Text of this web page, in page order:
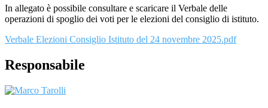
In allegato è possibile consultare e scaricare il Verbale delle
operazioni di spoglio dei voti per le elezioni del consiglio di istituto.
Verbale Elezioni Consiglio Istituto del 24 novembre 2025.pdf
Responsabile